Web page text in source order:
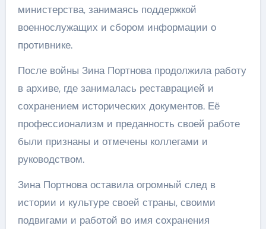
министерства, занимаясь поддержкой
военнослужащих и сбором информации о
противнике.
После войны Зина Портнова продолжила работу
в архиве, где занималась реставрацией и
сохранением исторических документов. Её
профессионализм и преданность своей работе
были признаны и отмечены коллегами и
руководством.
Зина Портнова оставила огромный след в
истории и культуре своей страны, своими
подвигами и работой во имя сохранения